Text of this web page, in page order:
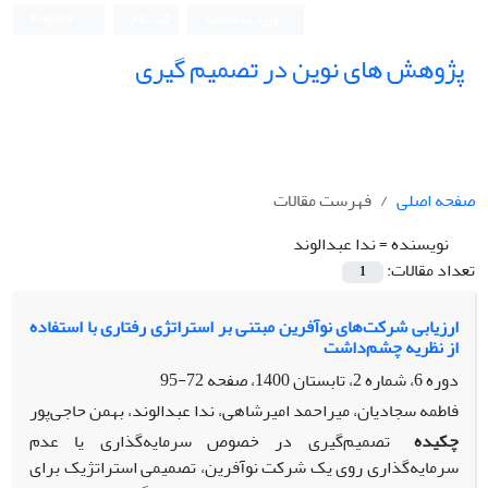
پژوهش های نوین در تصمیم گیری
صفحه اصلی
فهرست مقالات
نویسنده =ندا عبدالوند
تعداد مقالات:
1
ارزیابی شرکت‌های نوآفرین مبتنی بر استراتژی رفتاری با استفاده
از نظریه چشم‌داشت
دوره 6، شماره 2، تابستان 1400، صفحه
72-95
فاطمه سجادیان، میراحمد امیرشاهی، ندا عبدالوند، بهمن حاجی‌پور
چکیده
تصمیم‌گیری در خصوص سرمایه‌گذاری یا عدم
سرمایه‌گذاری روی یک شرکت نوآفرین، تصمیمی استراتژیک برای